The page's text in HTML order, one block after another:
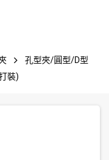
孔型夾/圓型/D型
裝)